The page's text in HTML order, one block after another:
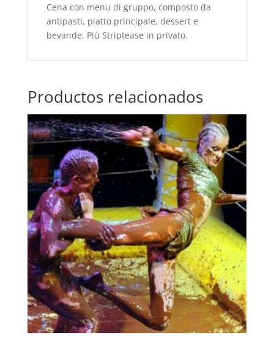
Cena con menu di gruppo, composto da
antipasti, piatto principale, dessert e
bevande. Più Striptease in privato.
Productos relacionados